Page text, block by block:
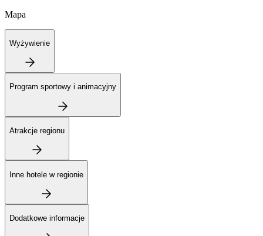
Mapa
Wyżywienie
Program sportowy i animacyjny
Atrakcje regionu
Inne hotele w regionie
Dodatkowe informacje